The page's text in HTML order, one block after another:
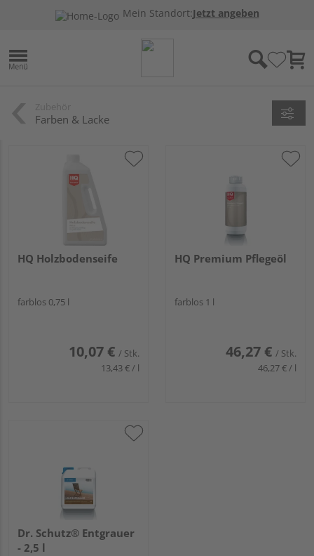
Mein Standort:Jetzt angeben
Farben & Lacke
HQ Holzbodenseife
farblos 0,75 l
10,07 € / Stk.
13,43 € / l
HQ Premium Pflegeöl
farblos 1 l
46,27 € / Stk.
46,27 € / l
Dr. Schutz® Entgrauer
- 2,5 l